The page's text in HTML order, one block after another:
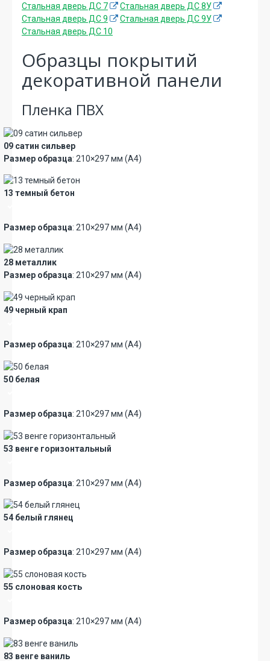
Стальная дверь ДС 7
Стальная дверь ДС 8У
Стальная дверь ДС 9
Стальная дверь ДС 9У
Стальная дверь ДС 10
Образцы покрытий
декоративной панели
Пленка ПВХ
09 сатин сильвер
Размер образца: 210×297 мм (А4)
13 темный бетон
Размер образца: 210×297 мм (А4)
28 металлик
Размер образца: 210×297 мм (А4)
49 черный крап
Размер образца: 210×297 мм (А4)
50 белая
Размер образца: 210×297 мм (А4)
53 венге горизонтальный
Размер образца: 210×297 мм (А4)
54 белый глянец
Размер образца: 210×297 мм (А4)
55 слоновая кость
Размер образца: 210×297 мм (А4)
83 венге ваниль